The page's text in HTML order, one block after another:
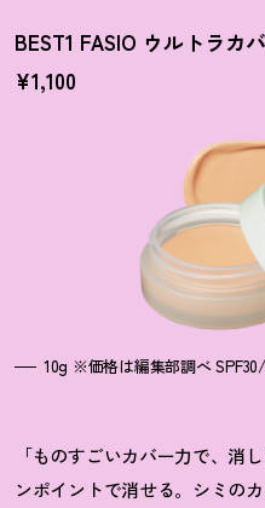
BEST1 FASIO ウルトラカ
¥1,100
10g ※価格は編集部調べ SPF30/
「ものすごいカバー力で、消
ンポイントで消せる。シミの